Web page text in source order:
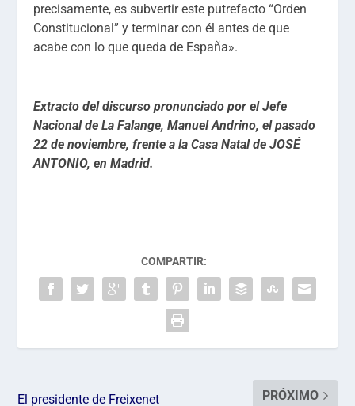
precisamente, es subvertir este putrefacto “Orden
Constitucional” y terminar con él antes de que
acabe con lo que queda de España».
Extracto del discurso pronunciado por el Jefe
Nacional de La Falange, Manuel Andrino, el pasado
22 de noviembre, frente a la Casa Natal de JOSÉ
ANTONIO, en Madrid.
COMPARTIR:
El presidente de Freixenet
PRÓXIMO